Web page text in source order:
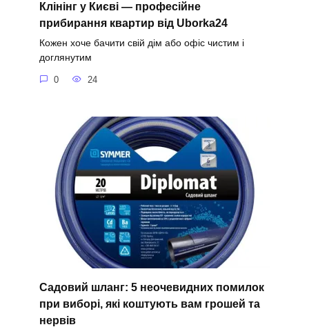
Клінінг у Києві — професійне
прибирання квартир від Uborka24
Кожен хоче бачити свій дім або офіс чистим і
доглянутим
0 24
Садовий шланг: 5 неочевидних помилок
при виборі, які коштують вам грошей та
нервів